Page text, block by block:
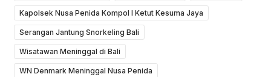
Kapolsek Nusa Penida Kompol I Ketut Kesuma Jaya
Serangan Jantung Snorkeling Bali
Wisatawan Meninggal di Bali
WN Denmark Meninggal Nusa Penida